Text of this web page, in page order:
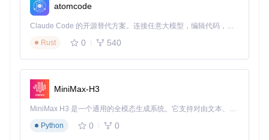
atomcode
Claude Code 的开源替代方案。连接任意大模型，编辑代码，运行命令，自动验证 — 全自动执行。用 Rust 构建，极致性能。 ｜ An open-source alternative to Claude Code. Connect any LLM, edit code, run commands, and verify changes — autonomously. Built in Rust for speed. Get Started
Rust
0 540
MiniMax-H3
MiniMax H3 是一个通用的全模态生成系统。它支持对由文本、图像、视频和音频组成的多模态上下文进行统一理解，并能生成分辨率高达 2K、时长可达 15 秒的带原生立体声音频的视频。得益于面向任务泛化的系统设计，H3 在预训练阶段就已具备广泛的多模态上下文理解与生成能力，能够出色地执行复杂的多模态指令。
Python
0 0